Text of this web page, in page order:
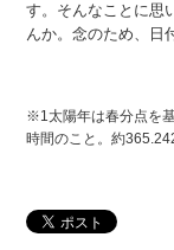
す。そんなことに思
んか。念のため、日
※1太陽年は春分点を
時間のこと。約